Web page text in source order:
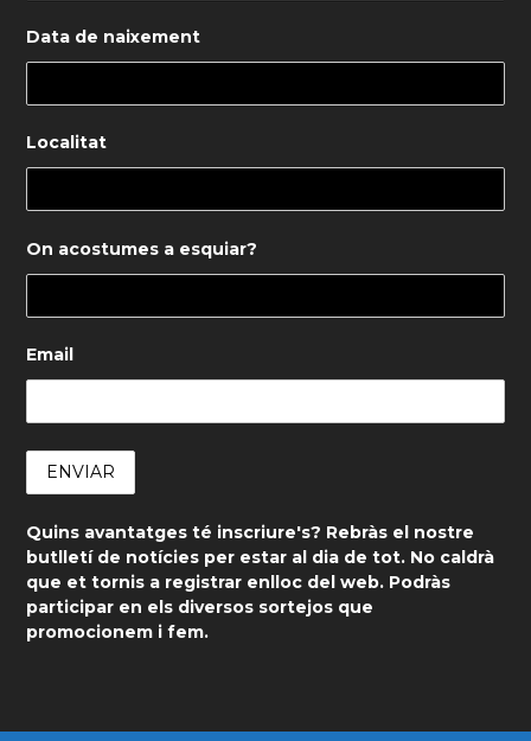
Data de naixement
Localitat
On acostumes a esquiar?
Email
Quins avantatges té inscriure's? Rebràs el nostre
butlletí de notícies per estar al dia de tot. No caldrà
que et tornis a registrar enlloc del web. Podràs
participar en els diversos sortejos que
promocionem i fem.